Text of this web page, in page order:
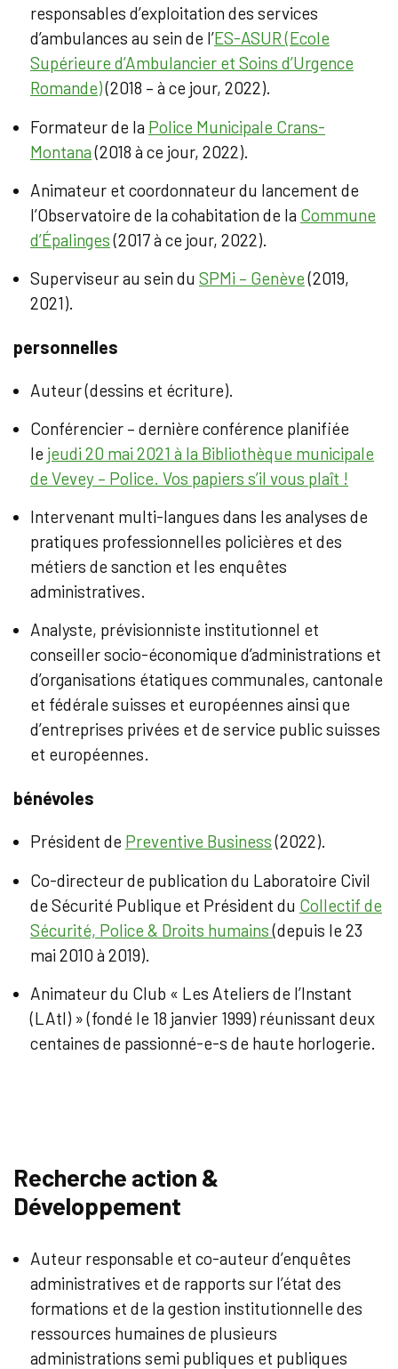
responsables d’exploitation des services
d’ambulances au sein de l’ES-ASUR (Ecole
Supérieure d’Ambulancier et Soins d’Urgence
Romande)(2018 – à ce jour, 2022).
Formateur de la Police Municipale Crans-
Montana(2018 à ce jour, 2022).
Animateur et coordonnateur du lancement de
l’Observatoire de la cohabitation de la Commune
d’Épalinges(2017 à ce jour, 2022).
Superviseur au sein du SPMi – Genève(2019,
2021).
personnelles
Auteur (dessins et écriture).
Conférencier – dernière conférence planifiée
le jeudi 20 mai 2021 à la Bibliothèque municipale
de Vevey – Police. Vos papiers s’il vous plaît !
Intervenant multi-langues dans les analyses de
pratiques professionnelles policières et des
métiers de sanction et les enquêtes
administratives.
Analyste, prévisionniste institutionnel et
conseiller socio-économique d’administrations et
d’organisations étatiques communales, cantonale
et fédérale suisses et européennes ainsi que
d’entreprises privées et de service public suisses
et européennes.
bénévoles
Président de Preventive Business(2022).
Co-directeur de publication du Laboratoire Civil
de Sécurité Publique et Président du Collectif de
Sécurité, Police & Droits humains(depuis le 23
mai 2010 à 2019).
Animateur du Club « Les Ateliers de l’Instant
(LAtI) » (fondé le 18 janvier 1999) réunissant deux
centaines de passionné-e-s de haute horlogerie.
Recherche action &
Développement
Auteur responsable et co-auteur d’enquêtes
administratives et de rapports sur l’état des
formations et de la gestion institutionnelle des
ressources humaines de plusieurs
administrations semi publiques et publiques